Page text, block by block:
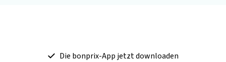
Die bonprix-App jetzt downloaden